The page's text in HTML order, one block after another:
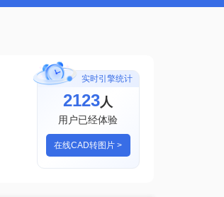
实时引擎统计
2123人
用户已经体验
在线CAD转图片 >